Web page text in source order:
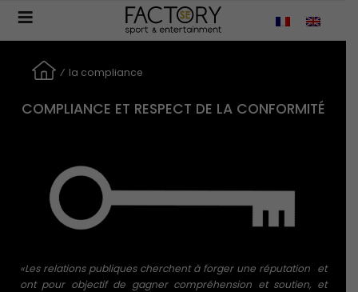
contenu
⁄ la compliance
COMPLIANCE ET RESPECT DE LA CONFORMITÉ
«Les relations publiques cherchent à forger une réputation et
ont pour objectif de gagner compréhension et soutien, et